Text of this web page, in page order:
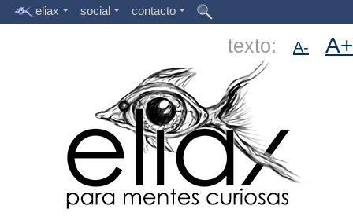
eliax social contacto
texto: A- A+